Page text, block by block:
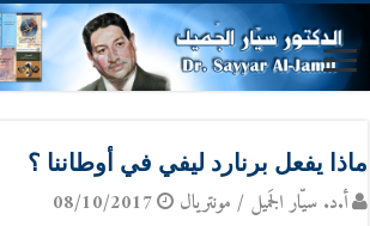
ماذا يفعل برنارد ليفي في أوطاننا ؟
أ.د. سيّار الجَميل / مونتريال 08/10/2017